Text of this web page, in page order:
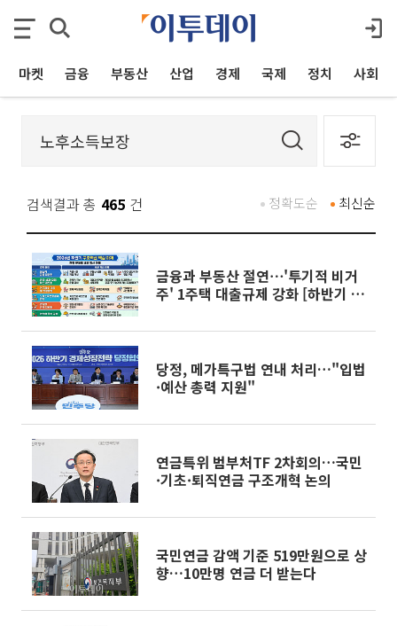
마켓 금융 부동산 산업 경제 국제 정치 사회
검색결과 총 465 건 최신순
정확도순
금융과 부동산 절연⋯'투기적 비거
주' 1주택 대출규제 강화 [하반기 경
당정, 메가특구법 연내 처리…"입법
·예산 총력 지원"
연금특위 범부처TF 2차회의…국민
·기초·퇴직연금 구조개혁 논의
국민연금 감액 기준 519만원으로 상
향…10만명 연금 더 받는다